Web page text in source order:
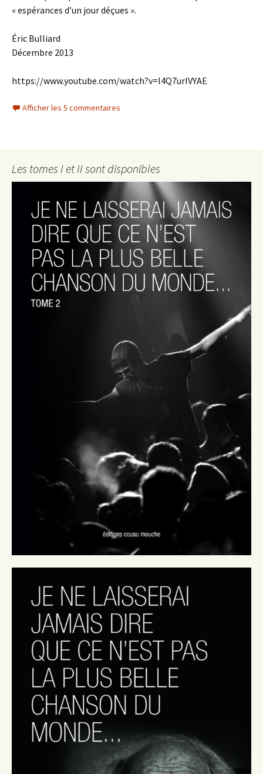
« espérances d’un jour déçues ».
Éric Bulliard
Décembre 2013
https://www.youtube.com/watch?v=l4Q7urIVYAE
Afficher les 5 commentaires
Les tomes I et II sont disponibles